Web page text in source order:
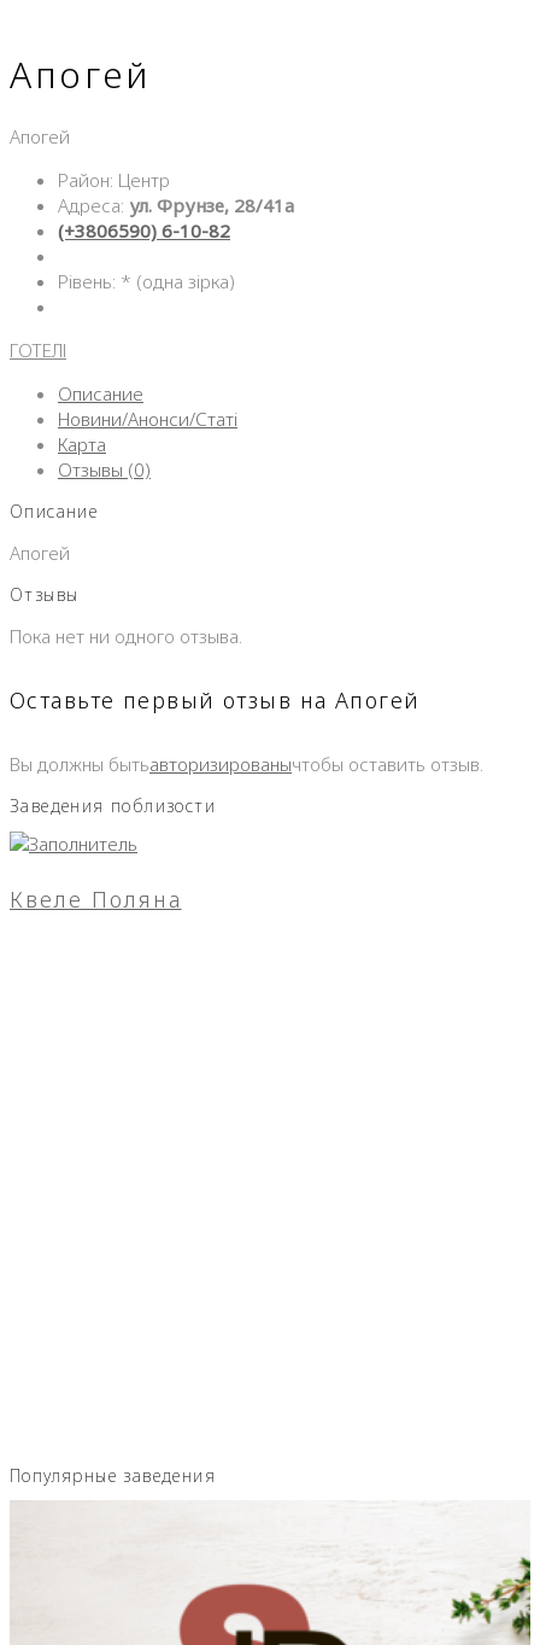
Апогей
Апогей
Район: Центр
Адреса: ул. Фрунзе, 28/41а
(+3806590) 6-10-82
Рівень: * (одна зірка)
ГОТЕЛІ
Описание
Новини/Анонси/Статі
Карта
Отзывы (0)
Описание
Апогей
Отзывы
Пока нет ни одного отзыва.
Оставьте первый отзыв на Апогей
Вы должны бытьавторизированычтобы оставить отзыв.
Заведения поблизости
Квеле Поляна
Популярные заведения